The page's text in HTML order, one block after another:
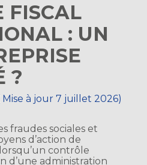
FISCAL
: UN
?
Mise à jour 7 juillet 2026)
fraudes sociales et
d’action de
contrôle
d’une administration